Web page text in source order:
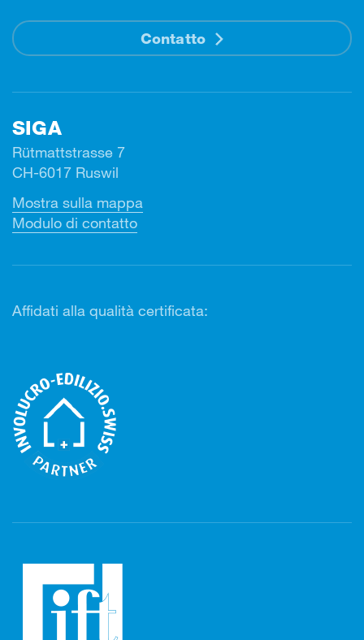
Contatto
SIGA
Rütmattstrasse 7
CH-6017 Ruswil
Mostra sulla mappa
Modulo di contatto
Affidati alla qualità certificata: